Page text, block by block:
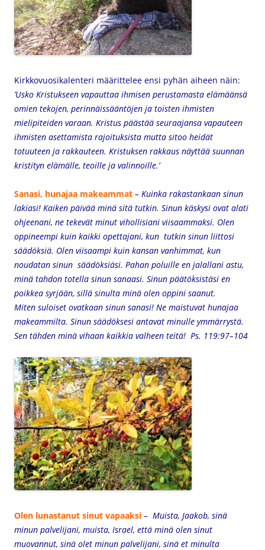
Kirkkovuosikalenteri määrittelee ensi pyhän aiheen näin:
’Usko Kristukseen vapauttaa ihmisen perustamasta elämäänsä
omien tekojen, perinnäissääntöjen ja toisten ihmisten
mielipiteiden varaan. Kristus päästää seuraajansa vapauteen
ihmisten asettamista rajoituksista mutta sitoo heidät
totuuteen ja rakkauteen. Kristuksen rakkaus näyttää suunnan
kristityn elämälle, teoille ja valinnoille.’
Sanasi, hunajaa makeammat – Kuinka rakastankaan sinun
lakiasi! Kaiken päivää minä sitä tutkin. Sinun käskysi ovat alati
ohjeenani, ne tekevät minut vihollisiani viisaammaksi. Olen
oppineempi kuin kaikki opettajani, kun tutkin sinun liittosi
säädöksiä. Olen viisaampi kuin kansan vanhimmat, kun
noudatan sinun säädöksiäsi. Pahan poluille en jalallani astu,
minä tahdon totella sinun sanaasi. Sinun päätöksistäsi en
poikkea syrjään, sillä sinulta minä olen oppini saanut.
Miten suloiset ovatkaan sinun sanasi! Ne maistuvat hunajaa
makeammilta. Sinun säädöksesi antavat minulle ymmärrystä.
Sen tähden minä vihaan kaikkia valheen teitä! Ps. 119:97–104
Olen lunastanut sinut vapaaksi – Muista, Jaakob, sinä
minun palvelijani, muista, Israel, että minä olen sinut
muovannut, sinä olet minun palvelijani, sinä et minulta